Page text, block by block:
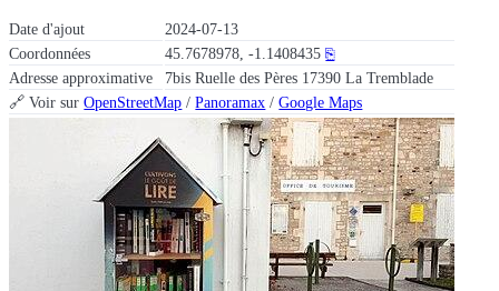
Date d'ajout
2024-07-13
Coordonnées
45.7678978, -1.1408435 ⎘
Adresse approximative
7bis Ruelle des Pères 17390 La Tremblade
🔗 Voir surOpenStreetMap /Panoramax /Google Maps